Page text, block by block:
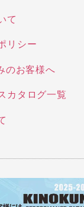
て
リシー
のお客様へ
カタログ一覧